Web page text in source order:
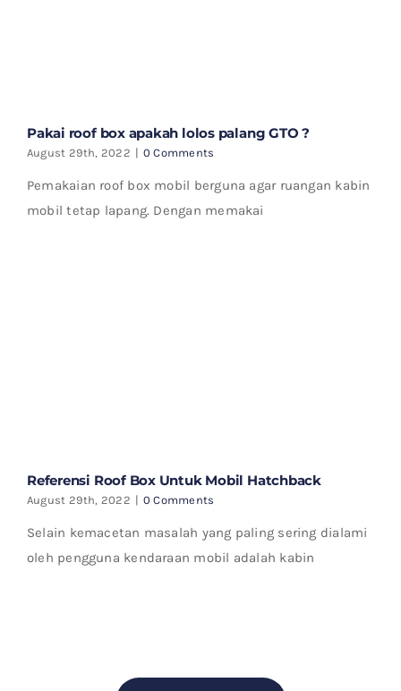
Pakai roof box apakah lolos palang GTO ?
August 29th, 2022 | 0 Comments
Pemakaian roof box mobil berguna agar ruangan kabin
mobil tetap lapang. Dengan memakai
Referensi Roof Box Untuk Mobil Hatchback
August 29th, 2022 | 0 Comments
Selain kemacetan masalah yang paling sering dialami
oleh pengguna kendaraan mobil adalah kabin